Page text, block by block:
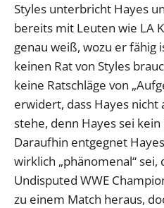
Styles unterbricht Hayes
bereits mit Leuten wie LA
genau weiß, wozu er fähig
keinen Rat von Styles
keine Ratschläge von
erwidert, dass Hayes
stehe, denn Hayes sei
Daraufhin entgegnet
wirklich „phänomenal“ sei,
Undisputed WWE
zu einem Match heraus,